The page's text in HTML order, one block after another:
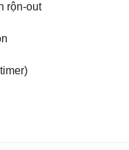
rộn-out
timer)